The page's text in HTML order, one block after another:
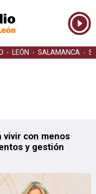
LEÓN SALAMANCA
vivir con menos
y gestión